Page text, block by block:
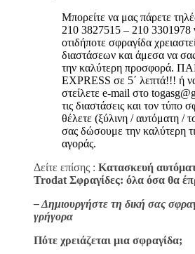
Μπορείτε να μας πάρετε
210 3827515 – 210 3301978
οτιδήποτε σφραγίδα
διαστάσεων και άμεσα να
την καλύτερη προσφορά.
EXPRESS σε 5΄ λεπτά!!! ή
στείλετε e-mail στο
τις διαστάσεις και τον τύπο
θέλετε (ξύλινη / αυτόματη /
σας δώσουμε την καλύτερη
αγοράς.
Δείτε επίσης : Κατασκευή
Trodat Σφραγίδες: όλα όσα θα
– Δημιουργήστε τη δική σας
γρήγορα
Πότε χρειάζεται μια σφραγίδα;